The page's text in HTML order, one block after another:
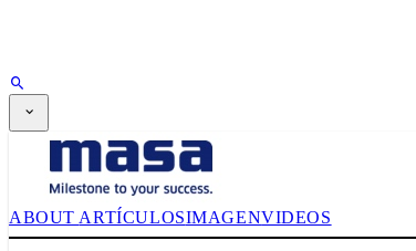
CPI-TV
BUYERS' GUIDE
JOB BRIDGE
ABOUT ARTÍCULOSIMAGENVIDEOS